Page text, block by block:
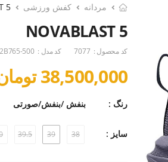
مردانه کفش ورزشی 5
NOVABLAST 5
کد محصول : 7077 کد مدل : 500
38,500,000 تومان
رنگ : بنفش /بنفش/صورتی
سایز : 38
39
39.5